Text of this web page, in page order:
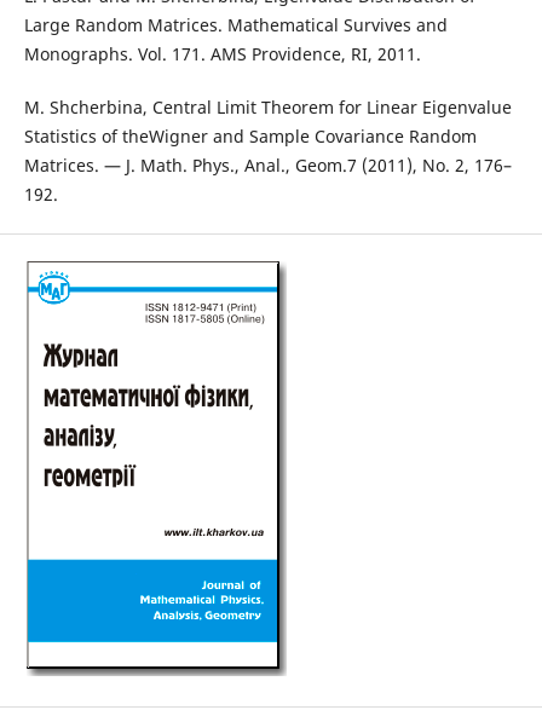
Large Random Matrices. Mathematical Survives and
Monographs. Vol. 171. AMS Providence, RI, 2011.
M. Shcherbina, Central Limit Theorem for Linear Eigenvalue
Statistics of theWigner and Sample Covariance Random
Matrices. — J. Math. Phys., Anal., Geom.7 (2011), No. 2, 176–
192.